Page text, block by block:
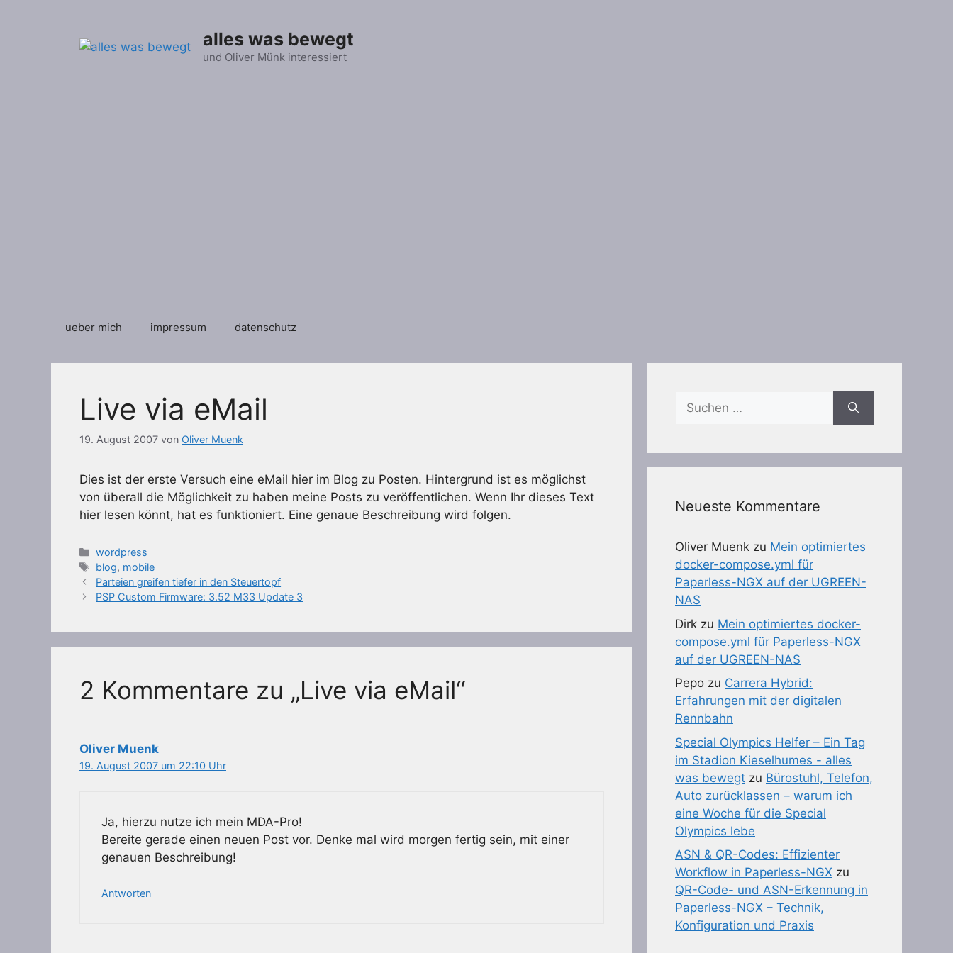
alles was bewegt
und Oliver Münk interessiert
ueber mich impressum datenschutz
Live via eMail
19. August 2007 von Oliver Muenk
Dies ist der erste Versuch eine eMail hier im Blog zu Posten. Hintergrund ist es möglichst
von überall die Möglichkeit zu haben meine Posts zu veröffentlichen. Wenn Ihr dieses Text
hier lesen könnt, hat es funktioniert. Eine genaue Beschreibung wird folgen.
Kategorien
wordpress
Schlagwörter
blog, mobile
Parteien greifen tiefer in den Steuertopf
PSP Custom Firmware: 3.52 M33 Update 3
2 Kommentare zu „Live via eMail“
Oliver Muenk
19. August 2007 um 22:10 Uhr
Ja, hierzu nutze ich mein MDA-Pro!
Bereite gerade einen neuen Post vor. Denke mal wird morgen fertig sein, mit einer
genauen Beschreibung!
Antworten
Suchen
nach:
Neueste Kommentare
Oliver Muenk zu Mein optimiertes
docker-compose.yml für
Paperless-NGX auf der UGREEN-
NAS
Dirk zu Mein optimiertes docker-
compose.yml für Paperless-NGX
auf der UGREEN-NAS
Pepo zu Carrera Hybrid:
Erfahrungen mit der digitalen
Rennbahn
Special Olympics Helfer – Ein Tag
im Stadion Kieselhumes - alles
was bewegt zu Bürostuhl, Telefon,
Auto zurücklassen – warum ich
eine Woche für die Special
Olympics lebe
ASN & QR-Codes: Effizienter
Workflow in Paperless-NGX zu
QR-Code- und ASN-Erkennung in
Paperless-NGX – Technik,
Konfiguration und Praxis